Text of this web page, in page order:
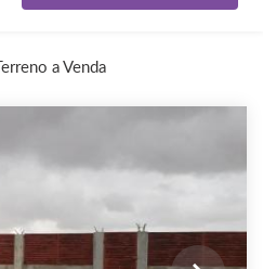
Terreno a Venda